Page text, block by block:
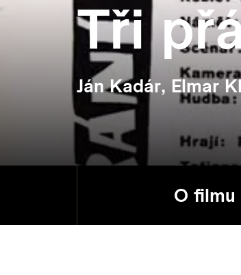
Tři
Ján Kadár, Elmar
O filmu